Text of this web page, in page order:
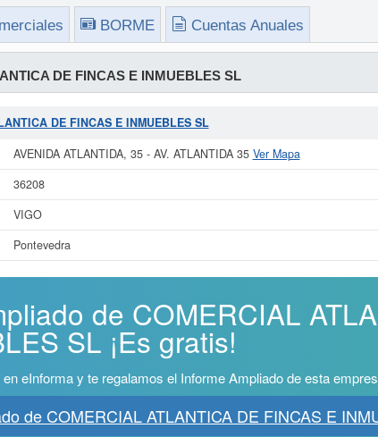
BORME Cuentas Anuales
DE FINCAS E INMUEBLES SL
DE FINCAS E INMUEBLES SL
AVENIDA ATLANTIDA, 35 - AV. ATLANTIDA 35 Ver Mapa
36208
VIGO
Pontevedra
de COMERCIAL
SL ¡Es gratis!
eInforma y te regalamos el Informe Ampliado de esta
de COMERCIAL ATLANTICA DE FINCAS E